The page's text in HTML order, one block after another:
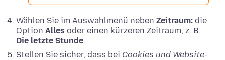
Wählen Sie im Auswahlmenü neben Zeitraum: die
Option Alles oder einen kürzeren Zeitraum, z. B.
Die letzte Stunde.
Stellen Sie sicher, dass bei Cookies und Website-